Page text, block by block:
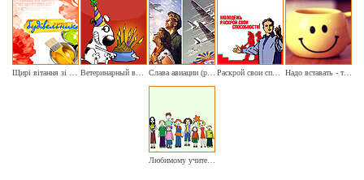
Надо вставать - ты нужен твоему кофе